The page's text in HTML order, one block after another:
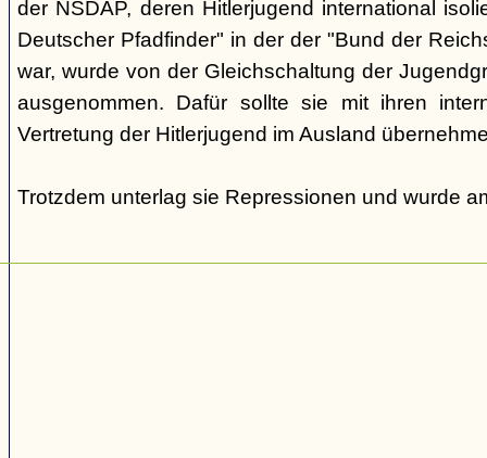
der NSDAP, deren Hitlerjugend international
Deutscher Pfadfinder" in der der "Bund der
war, wurde von der Gleichschaltung der
ausgenommen. Dafür sollte sie mit ihren
Vertretung der Hitlerjugend im Ausland
Trotzdem unterlag sie Repressionen und wurde